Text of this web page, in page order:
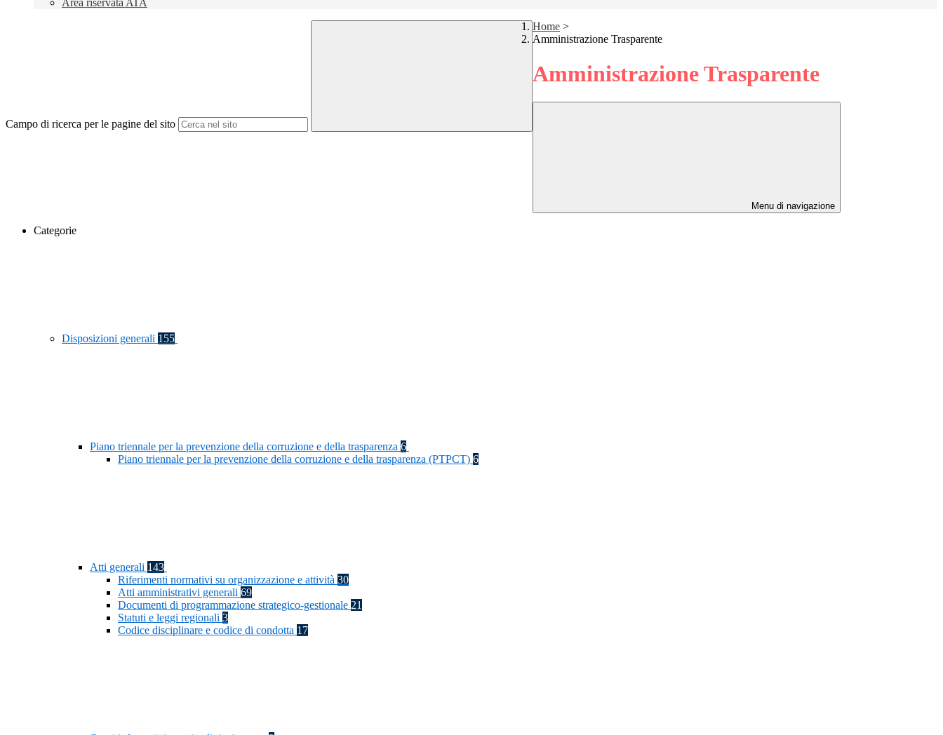
Area riservata ATA
Campo di ricerca per le pagine del sito
Home >
Amministrazione Trasparente
Amministrazione Trasparente
Menu di navigazione
Categorie
Disposizioni generali 155
Piano triennale per la prevenzione della corruzione e della trasparenza 6
Piano triennale per la prevenzione della corruzione e della trasparenza (PTPCT) 6
Atti generali 143
Riferimenti normativi su organizzazione e attività 30
Atti amministrativi generali 69
Documenti di programmazione strategico-gestionale 21
Statuti e leggi regionali 3
Codice disciplinare e codice di condotta 17